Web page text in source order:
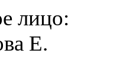
лицо:
Е.